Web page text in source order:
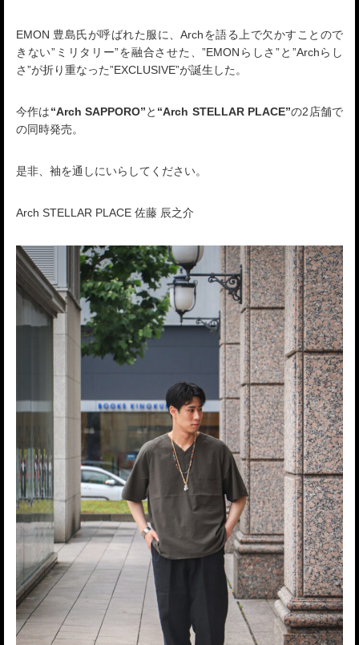
EMON 豊島氏が呼ばれた服に、Archを語る上で欠かすことので
きない”ミリタリー”を融合させた、”EMONらしさ”と”Archらし
さ”が折り重なった”EXCLUSIVE”が誕生した。
今作は“Arch SAPPORO”と “Arch STELLAR PLACE”の2店舗で
の同時発売。
是非、袖を通しにいらしてください。
Arch STELLAR PLACE 佐藤 辰之介